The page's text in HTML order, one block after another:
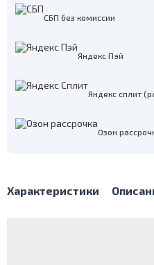
СБП без комиссии
Яндекс Пэй
Яндекс сплит
Озон
Характеристики